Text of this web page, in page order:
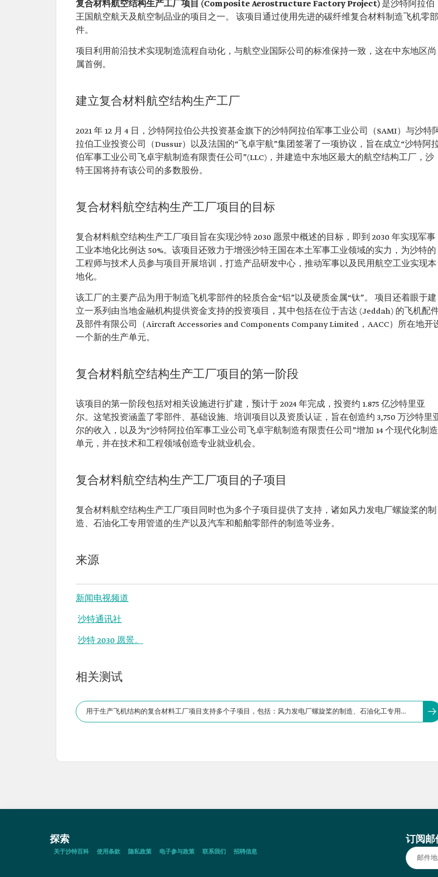
复合材料航空结构生产工厂项目 (Composite Aerostructure Factory Project) 是沙特阿拉伯
王国航空航天及航空制品业的项目之一。 该项目通过使用先进的碳纤维复合材料制造飞机零部
件。
项目利用前沿技术实现制造流程自动化，与航空业国际公司的标准保持一致，这在中东地区尚
属首例。
建立复合材料航空结构生产工厂
2021 年 12 月 4 日，沙特阿拉伯公共投资基金旗下的沙特阿拉伯军事工业公司（SAMI）与沙特
拉伯工业投资公司（Dussur）以及法国的“飞卓宇航”集团签署了一项协议，旨在成立“沙特阿
伯军事工业公司飞卓宇航制造有限责任公司”(LLC)，并建造中东地区最大的航空结构工厂，沙
特王国将持有该公司的多数股份。
复合材料航空结构生产工厂项目的目标
复合材料航空结构生产工厂项目旨在实现沙特 2030 愿景中概述的目标，即到 2030 年实现军事
工业本地化比例达 50%。该项目还致力于增强沙特王国在本土军事工业领域的实力，为沙特的
工程师与技术人员参与项目开展培训，打造产品研发中心，推动军事以及民用航空工业实现本
地化。
该工厂的主要产品为用于制造飞机零部件的轻质合金“铝”以及硬质金属“钛”。 项目还着眼于建
立一系列由当地金融机构提供资金支持的投资项目，其中包括在位于吉达 (Jeddah) 的飞机配
及部件有限公司（Aircraft Accessories and Components Company Limited，AACC）所在地开
一个新的生产单元。
复合材料航空结构生产工厂项目的第一阶段
该项目的第一阶段包括对相关设施进行扩建，预计于 2024 年完成，投资约 1.875 亿沙特里亚
尔。这笔投资涵盖了零部件、基础设施、培训项目以及资质认证，旨在创造约 3,750 万沙特里
尔的收入，以及为“沙特阿拉伯军事工业公司飞卓宇航制造有限责任公司”增加 14 个现代化制造
单元，并在技术和工程领域创造专业就业机会。
复合材料航空结构生产工厂项目的子项目
复合材料航空结构生产工厂项目同时也为多个子项目提供了支持，诸如风力发电厂螺旋桨的制
造、石油化工专用管道的生产以及汽车和船舶零部件的制造等业务。
来源
新闻电视频道
沙特通讯社
沙特 2030 愿景。
相关测试
用于生产飞机结构的复合材料工厂项目支持多个子项目，包括：风力发电厂螺旋桨的制造、石油化工专用管
探索
关于沙特百科 使用条款 隐私政策 电子参与政策 联系我们 招聘信息
订阅邮